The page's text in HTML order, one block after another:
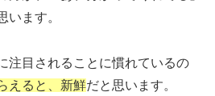
います。
注目されることに慣れているの
えると、新鮮だと思います。